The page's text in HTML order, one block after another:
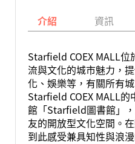
介紹 資訊
Starfield COEX MALL
流與文化的城市魅力，
化、娛樂等，有關所有
Starfield COEX MALL
館「Starfield圖書館」
友的開放型文化空間。
到此感受兼具知性與浪